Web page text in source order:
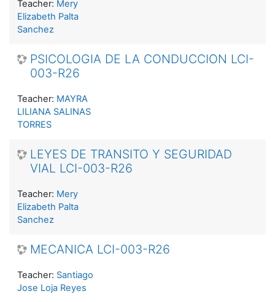
Teacher: Mery
Elizabeth Palta
Sanchez
PSICOLOGIA DE LA CONDUCCION LCI-
003-R26
Teacher: MAYRA
LILIANA SALINAS
TORRES
LEYES DE TRANSITO Y SEGURIDAD
VIAL LCI-003-R26
Teacher: Mery
Elizabeth Palta
Sanchez
MECANICA LCI-003-R26
Teacher: Santiago
Jose Loja Reyes